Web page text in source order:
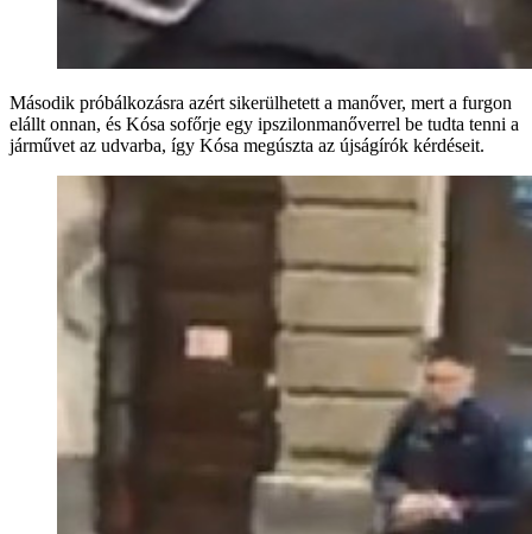
Második próbálkozásra azért sikerülhetett a manőver, mert a furgon
elállt onnan, és Kósa sofőrje egy ipszilonmanőverrel be tudta tenni a
járművet az udvarba, így Kósa megúszta az újságírók kérdéseit.